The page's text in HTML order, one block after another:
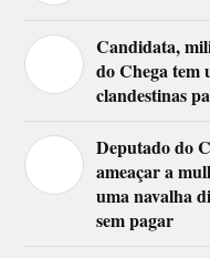
Candidata,
do Chega tem
clandestinas
Deputado do
ameaçar a
uma navalha
sem pagar